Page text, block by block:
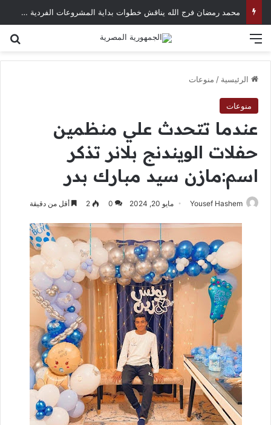
محمد رمضان فرج الله يناقش خطوات بداية المشروعات الفردية في العصر الرقمي
الرئيسية / منوعات
منوعات
عندما تتحدث علي منظمين
حفلات الويندنج بلانر تذكر
اسم:مازن سيد مبارك بدر
Yousef Hashem مايو 20, 2024 0
2 أقل من دقيقة